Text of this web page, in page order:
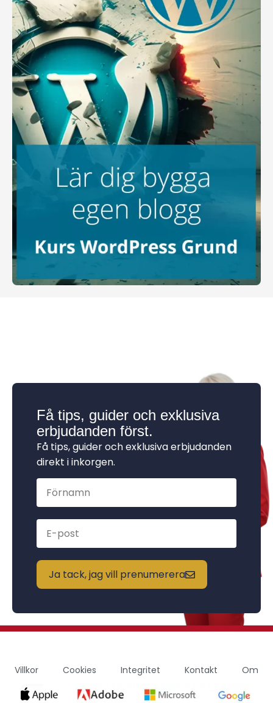
Få tips, guider och exklusiva
erbjudanden först.
Få tips, guider och exklusiva erbjudanden
direkt i inkorgen.
Ja tack, jag vill prenumerera
Villkor Cookies Integritet Kontakt Om